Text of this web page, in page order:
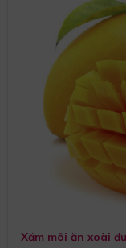
Xăm môi ăn xoài